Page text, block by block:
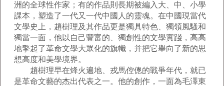
洲的全球性作家；有的作品則長期被編入大、中、小學
課本，塑造了一代又一代中國人的靈魂。在中國現當代
文學史上，趙樹理及其作品更是獨具特色、獨領風騷和
獨當一面，他以自己豐富的、獨創性的文學實踐，高高
地擎起了革命文學大眾化的旗幟，并把它舉向了新的思
想高度和美學境界。
趙樹理早在烽火遍地、戎馬倥傯的戰爭年代，就已
是革命文藝的杰出代表之一。他的創作，一面為毛澤東